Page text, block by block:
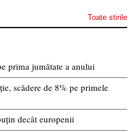
Toate stirile
prima jumătate a anului
scădere de 8% pe primele
decât europenii